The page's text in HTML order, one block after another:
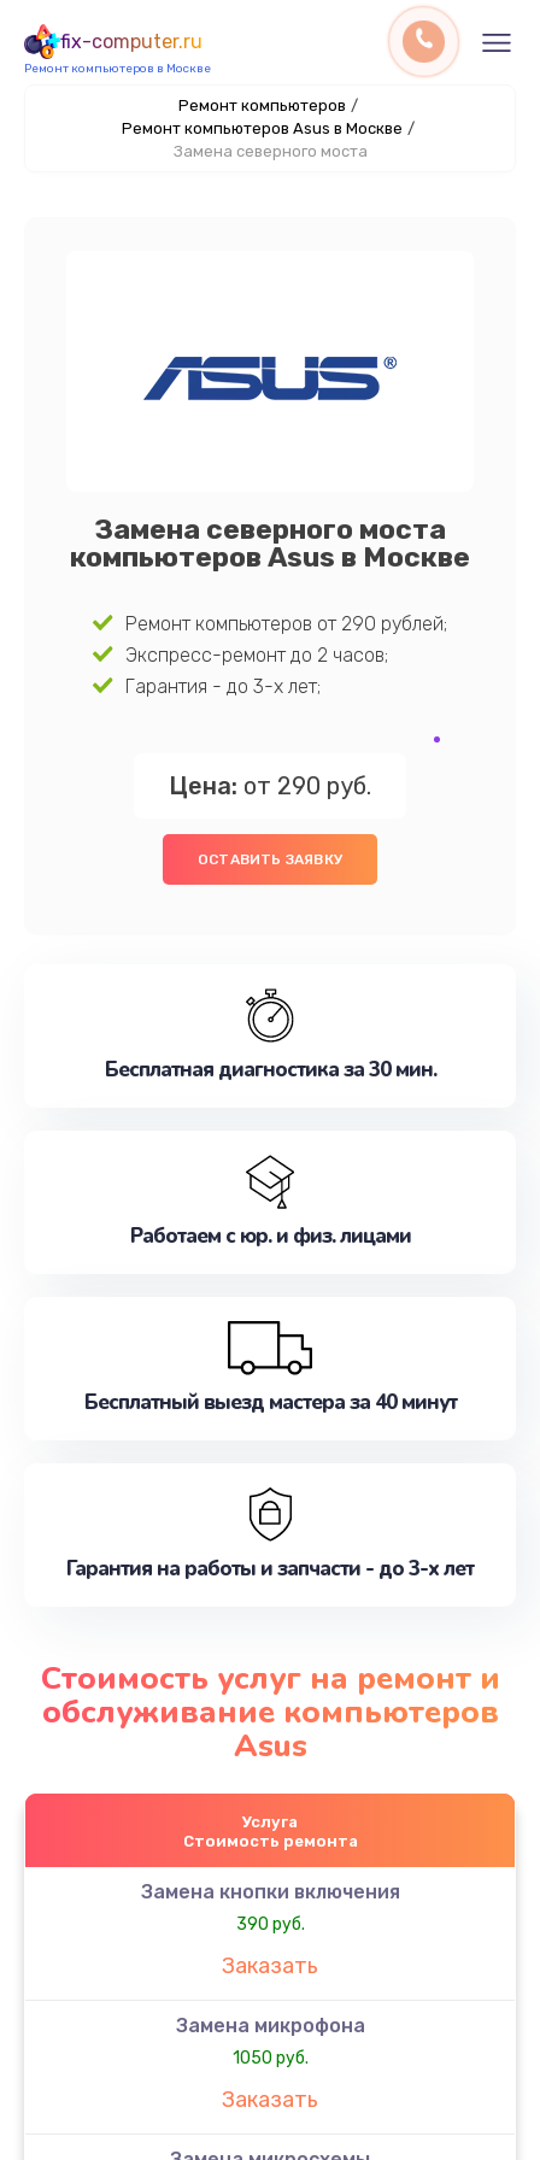
fix-computer.ru
Ремонт компьютеров в Москве
Ремонт компьютеров /
Ремонт компьютеров Asus в Москве /
Замена северного моста
Замена северного моста
компьютеров Asus в Москве
Ремонт компьютеров от 290 рублей;
Экспресс-ремонт до 2 часов;
Гарантия - до 3-х лет;
Цена: от 290 руб.
ОСТАВИТЬ ЗАЯВКУ
Бесплатная диагностика за 30 мин.
Работаем с юр. и физ. лицами
Бесплатный выезд мастера за 40 минут
Гарантия на работы и запчасти - до 3-х лет
Стоимость услуг на ремонт и
обслуживание компьютеров
Asus
Услуга
Стоимость ремонта
Замена кнопки включения
390 руб.
Заказать
Замена микрофона
1050 руб.
Заказать